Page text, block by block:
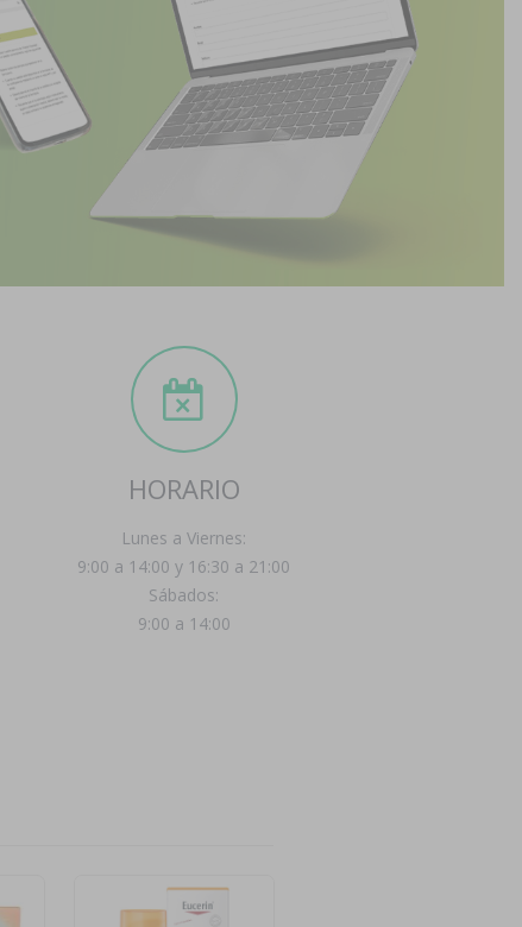
HORARIO
Lunes a Viernes:
9:00 a 14:00 y 16:30 a 21:00
Sábados:
9:00 a 14:00